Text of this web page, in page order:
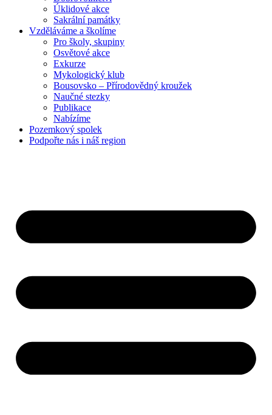
Úklidové akce
Sakrální památky
Vzděláváme a školíme
Pro školy, skupiny
Osvětové akce
Exkurze
Mykologický klub
Bousovsko – Přírodovědný kroužek
Naučné stezky
Publikace
Nabízíme
Pozemkový spolek
Podpořte nás i náš region